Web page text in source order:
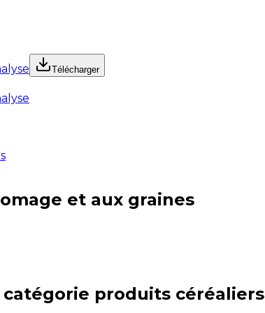
Télécharger
et aux graines
catégorie produits céréaliers